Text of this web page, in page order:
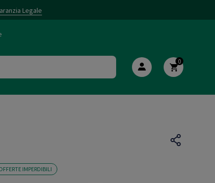
Legale
0
IMPERDIBILI